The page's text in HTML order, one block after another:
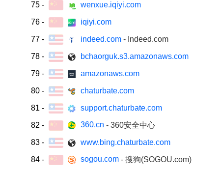
75 - wenxue.iqiyi.com
76 - iqiyi.com
77 - indeed.com - Indeed.com
78 - bchaorguk.s3.amazonaws.com
79 - amazonaws.com
80 - chaturbate.com
81 - support.chaturbate.com
82 - 360.cn - 360安全中心
83 - www.bing.chaturbate.com
84 - sogou.com - 搜狗(SOGOU.com)